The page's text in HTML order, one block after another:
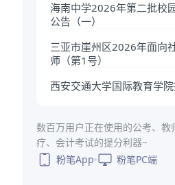
海南中学2026年第二批校
公告（一）
三亚市崖州区2026年面向
师（第1号）
西安交通大学国际教育学
数百万用户正在使用的公考、
疗、会计考试的提分利器~
粉笔App
粉笔PC端